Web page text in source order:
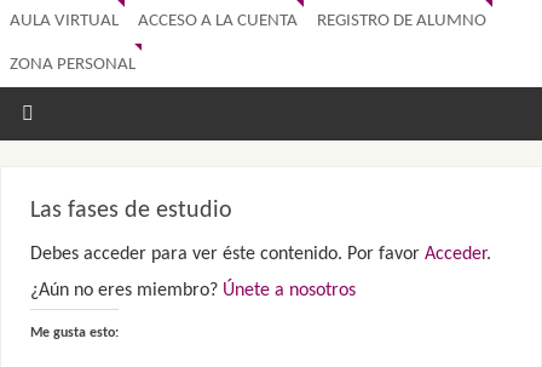
AULA VIRTUAL ACCESO A LA CUENTA REGISTRO DE ALUMNO
ZONA PERSONAL
Las fases de estudio
Debes acceder para ver éste contenido. Por favorAcceder.
¿Aún no eres miembro? Únete a nosotros
Me gusta esto: